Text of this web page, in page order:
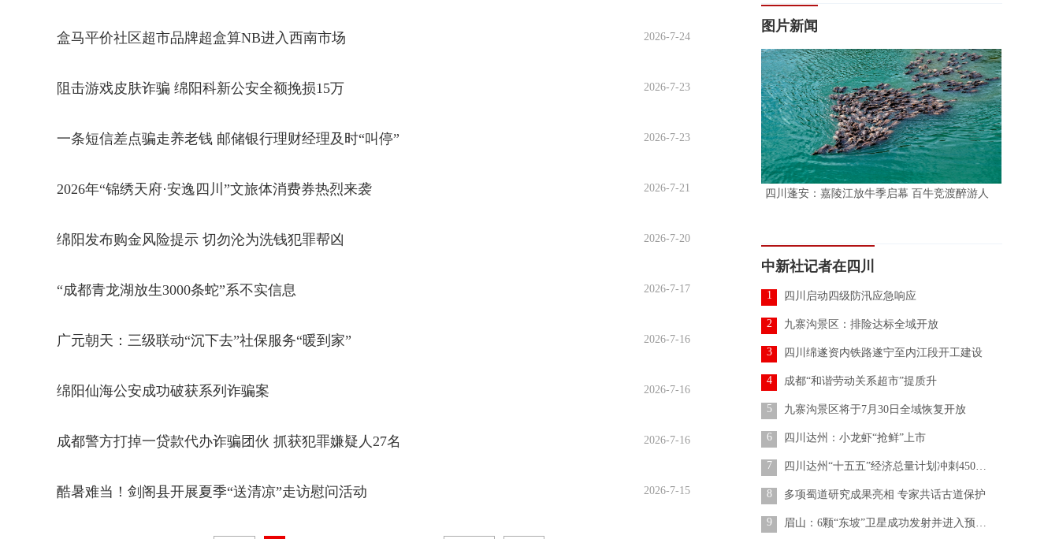
盒马平价社区超市品牌超盒算NB进入西南市场 2026-7-24
阻击游戏皮肤诈骗 绵阳科新公安全额挽损15万 2026-7-23
一条短信差点骗走养老钱 邮储银行理财经理及时“叫停” 2026-7-23
2026年“锦绣天府·安逸四川”文旅体消费券热烈来袭 2026-7-21
绵阳发布购金风险提示 切勿沦为洗钱犯罪帮凶 2026-7-20
“成都青龙湖放生3000条蛇”系不实信息 2026-7-17
广元朝天：三级联动“沉下去”社保服务“暖到家” 2026-7-16
绵阳仙海公安成功破获系列诈骗案 2026-7-16
成都警方打掉一贷款代办诈骗团伙 抓获犯罪嫌疑人27名 2026-7-16
酷暑难当！剑阁县开展夏季“送清凉”走访慰问活动 2026-7-15
图片新闻
四川蓬安：嘉陵江放牛季启幕 百牛竞渡醉游人
中新社记者在四川
1 四川启动四级防汛应急响应
2 九寨沟景区：排险达标全域开放
3 四川绵遂资内铁路遂宁至内江段开工建设
4 成都“和谐劳动关系超市”提质升
5 九寨沟景区将于7月30日全域恢复开放
6 四川达州：小龙虾“抢鲜”上市
7 四川达州“十五五”经济总量计划冲刺4500亿元
8 多项蜀道研究成果亮相 专家共话古道保护
9 眉山：6颗“东坡”卫星成功发射并进入预定轨道